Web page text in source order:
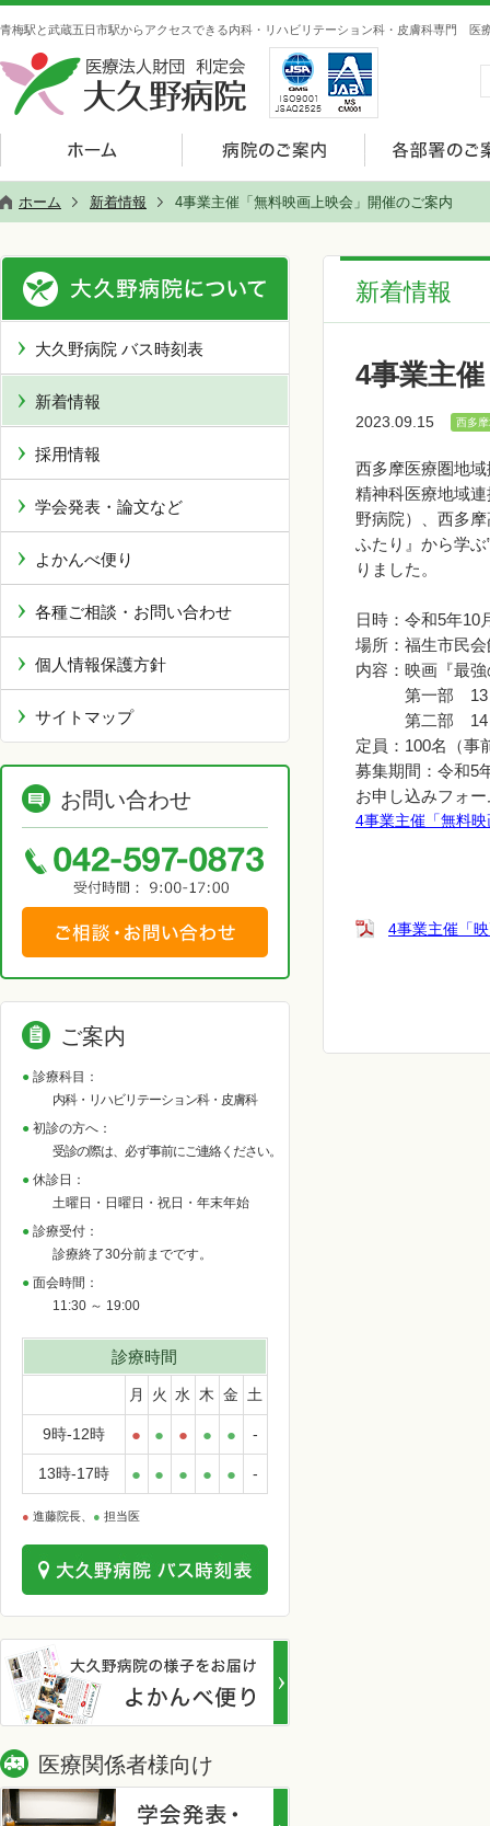
青梅駅と武蔵五日市駅からアクセスできる内科・リハビリテーション科・皮膚科専門 医
ホーム 新着情報 4事業主催「無料映画上映会」開催のご案内
新着情報
4事業主
2023.09.15 西多
西多摩医療圏地
精神科医療地域
野病院）、西多
ふたり』から学
りました。
日時：令和5年10
場所：福生市民
内容：映画『最
第一部 13：
第二部 14：
定員：100名（
募集期間：令和5
お申し込みフォー
4事業主催「無料
4事業主催「
大久野病院 バス時刻表
新着情報
採用情報
学会発表・論文など
よかんべ便り
各種ご相談・お問い合わせ
個人情報保護方針
サイトマップ
お問い合わせ
ご案内
診療科目：
内科・リハビリテーション科・皮膚科
初診の方へ：
受診の際は、必ず事前にご連絡ください。
休診日：
土曜日・日曜日・祝日・年末年始
診療受付：
診療終了30分前までです。
面会時間：
11:30 ～ 19:00
診療時間
月 火 水 木 金 土
9時-12時 ● ● ● ● ● -
13時-17時 ● ● ● ● ● -
● 進藤院長、 ● 担当医
医療関係者様向け